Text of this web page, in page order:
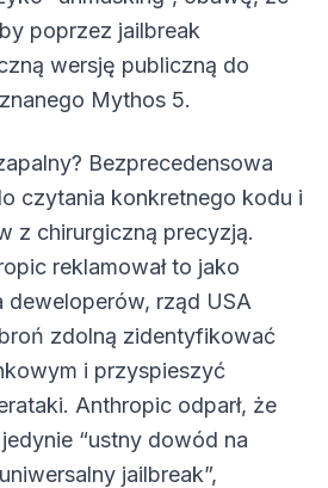
poprzez jailbreak
wersję publiczną do
Mythos 5.
Bezprecedensowa
czytania konkretnego kodu i
z chirurgiczną precyzją.
reklamował to jako
rząd USA
zdolną zidentyfikować
i przyspieszyć
Anthropic odparł, że
“ustny dowód na
jailbreak”,